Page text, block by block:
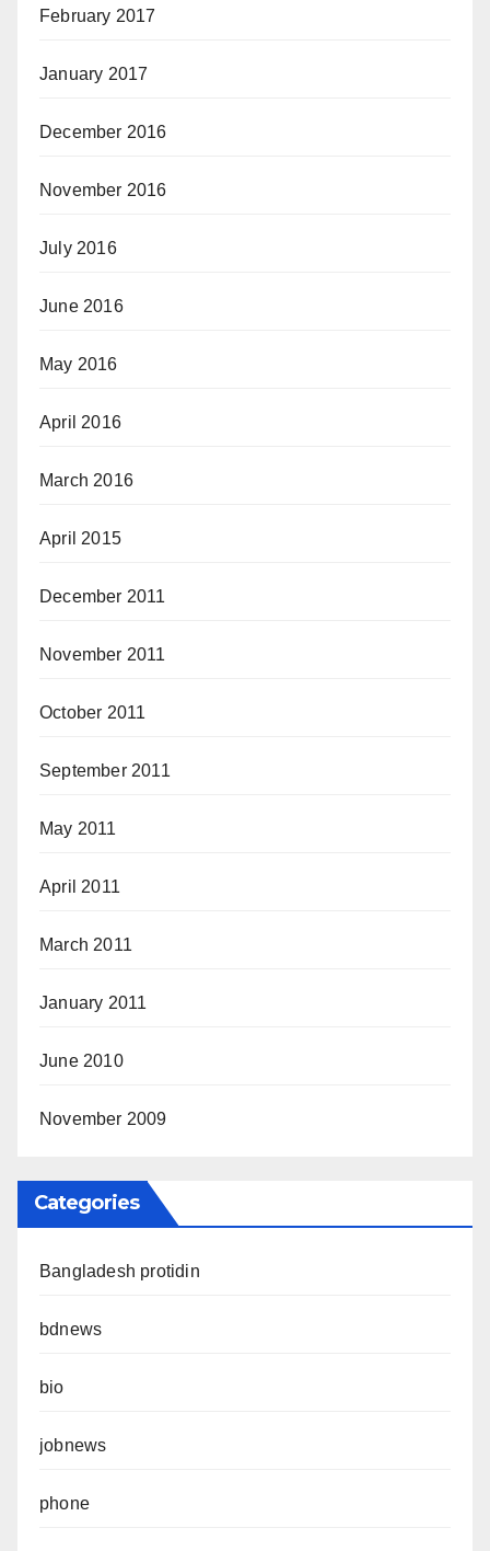
February 2017
January 2017
December 2016
November 2016
July 2016
June 2016
May 2016
April 2016
March 2016
April 2015
December 2011
November 2011
October 2011
September 2011
May 2011
April 2011
March 2011
January 2011
June 2010
November 2009
Categories
Bangladesh protidin
bdnews
bio
jobnews
phone